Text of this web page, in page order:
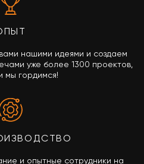
нашими идеями и создаем
уже более 1300 проектов,
мы гордимся!
и опытные сотрудники на